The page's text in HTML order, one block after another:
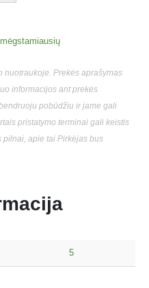
nuotraukoje. Prekės aprašymas
informacijos ant prekės
pobūdžiu ir jame gali
pristatymo terminai gali keistis
pilnai, apie tai Pirkėjas bus
5